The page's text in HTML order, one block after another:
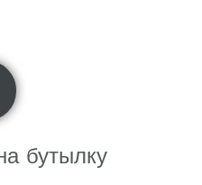
бутылку